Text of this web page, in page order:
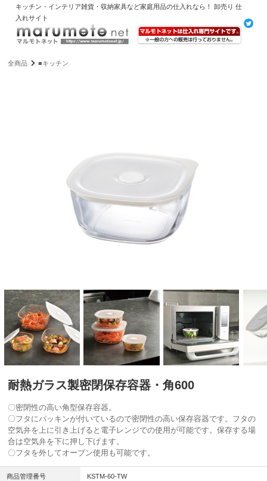
キッチン・インテリア雑貨・収納家具など家庭用品の仕入れなら！ 卸売り 仕
入れサイト
全商品 ■キッチン
耐熱ガラス製密閉保存容器・角600
〇密閉性の高い角型保存容器。
〇フタにパッキンが付いているので密閉性の高い保存容器です。フタの
空気弁を上に引き上げると電子レンジでの使用が可能です。保存する場
合は空気弁を下に押し下げます。
〇フタを外してオーブン使用も可能です。
商品管理番号 KSTM-60-TW